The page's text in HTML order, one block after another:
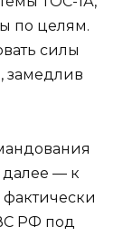
по целям.
силы
замедлив
далее — к
РФ под